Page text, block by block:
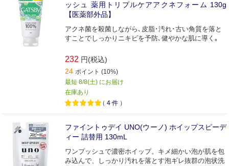
ッシュ 薬用トリプルケアアクネフォーム 130g
【医薬部外品】
アクネ菌を殺菌しながら､皮脂･汚れ･古い角質を落と
すことでしっかりニキビを予防､健やかな肌に導く｡
232 円(税込)
24 ポイント (10%)
最短 8/8(土) にお届け
在庫あり
（ 4 件 ）
ファイントゥデイ UNO(ウーノ) ホイップスピーデ
ィー 詰替用 130mL
ワンプッシュで濃密ホイップ。キメ細かい泡が肌を包
み込んで、しっかり汚れを落とす泡ギレ抜群の泡状洗